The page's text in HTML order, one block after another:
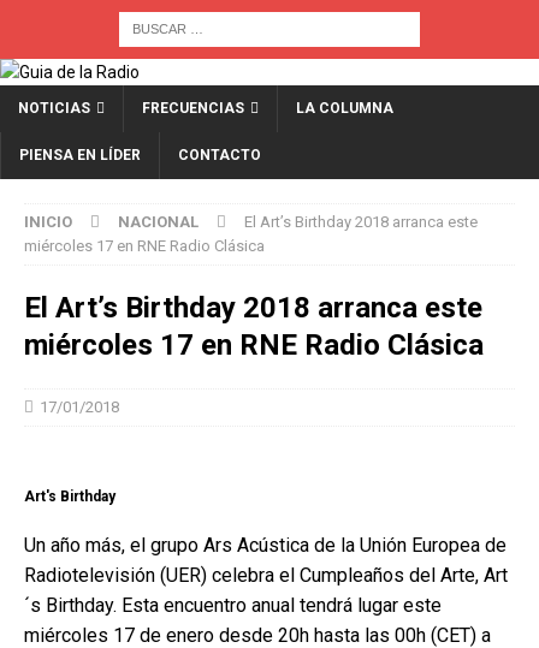
NOTICIAS FRECUENCIAS LA COLUMNA
PIENSA EN LÍDER CONTACTO
INICIO NACIONAL
El Art’s Birthday 2018 arranca este
miércoles 17 en RNE Radio Clásica
El Art’s Birthday 2018 arranca este
miércoles 17 en RNE Radio Clásica
17/01/2018
Art's Birthday
Un año más, el grupo Ars Acústica de la Unión Europea de
Radiotelevisión (UER) celebra el Cumpleaños del Arte, Art
´s Birthday. Esta encuentro anual tendrá lugar este
miércoles 17 de enero desde 20h hasta las 00h (CET) a